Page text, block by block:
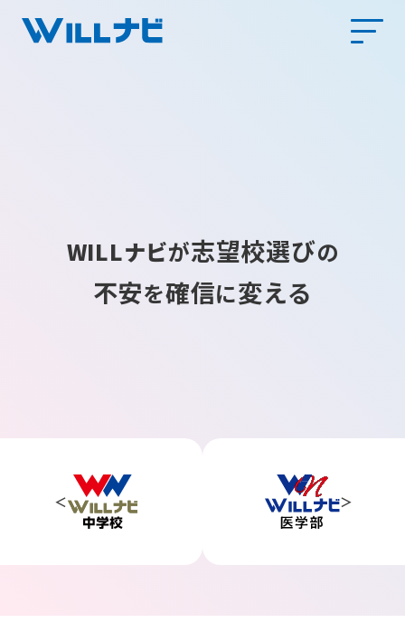
WILLナビが志望校選びの
不安を確信に変える